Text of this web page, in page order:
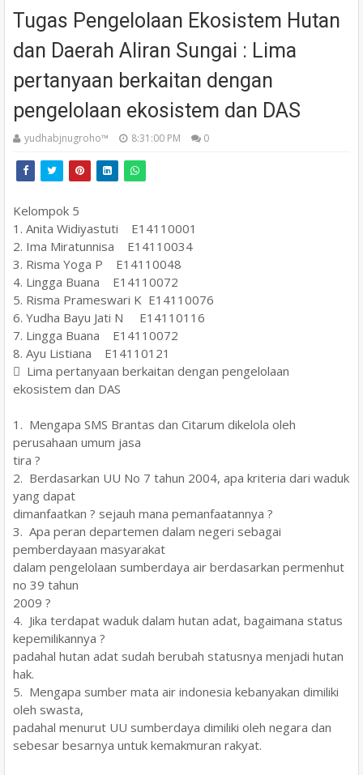
Tugas Pengelolaan Ekosistem Hutan
dan Daerah Aliran Sungai : Lima
pertanyaan berkaitan dengan
pengelolaan ekosistem dan DAS
yudhabjnugroho™️ 8:31:00 PM 0
Kelompok 5
1. Anita Widiyastuti E14110001
2. Ima Miratunnisa E14110034
3. Risma Yoga P E14110048
4. Lingga Buana E14110072
5. Risma Prameswari K E14110076
6. Yudha Bayu Jati N E14110116
7. Lingga Buana E14110072
8. Ayu Listiana E14110121
 Lima pertanyaan berkaitan dengan pengelolaan
ekosistem dan DAS
1. Mengapa SMS Brantas dan Citarum dikelola oleh
perusahaan umum jasa
tira ?
2. Berdasarkan UU No 7 tahun 2004, apa kriteria dari waduk
yang dapat
dimanfaatkan ? sejauh mana pemanfaatannya ?
3. Apa peran departemen dalam negeri sebagai
pemberdayaan masyarakat
dalam pengelolaan sumberdaya air berdasarkan permenhut
no 39 tahun
2009 ?
4. Jika terdapat waduk dalam hutan adat, bagaimana status
kepemilikannya ?
padahal hutan adat sudah berubah statusnya menjadi hutan
hak.
5. Mengapa sumber mata air indonesia kebanyakan dimiliki
oleh swasta,
padahal menurut UU sumberdaya dimiliki oleh negara dan
sebesar besarnya untuk kemakmuran rakyat.